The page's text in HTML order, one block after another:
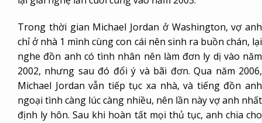
Trong thời gian Michael Jordan ở Washington, vợ anh
chỉ ở nhà 1 mình cùng con cái nên sinh ra buồn chán, lại
nghe đồn anh có tình nhân nên làm đơn ly dị vào năm
2002, nhưng sau đó đổi ý và bãi đơn. Qua năm 2006,
Michael Jordan vẫn tiếp tục xa nhà, và tiếng đồn anh
ngoại tình càng lúc càng nhiều, nên lần này vợ anh nhất
định ly hôn. Sau khi hoàn tất mọi thủ tục, anh chia cho